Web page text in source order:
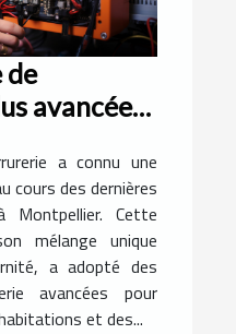
de
avancée
a connu une
cours des dernières
Montpellier. Cette
mélange unique
a adopté des
avancées pour
et des...